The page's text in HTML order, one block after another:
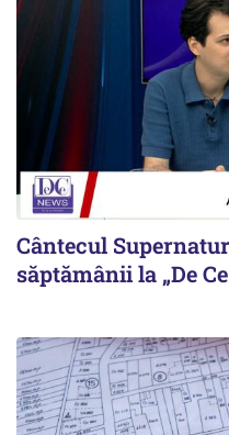
Cântecul
săptămânii la „De